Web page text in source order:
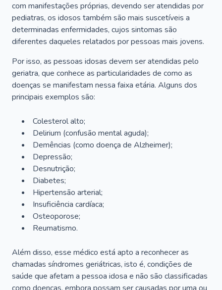
com manifestações próprias, devendo ser atendidas por
pediatras, os idosos também são mais suscetíveis a
determinadas enfermidades, cujos sintomas são
diferentes daqueles relatados por pessoas mais jovens.
Por isso, as pessoas idosas devem ser atendidas pelo
geriatra, que conhece as particularidades de como as
doenças se manifestam nessa faixa etária. Alguns dos
principais exemplos são:
Colesterol alto;
Delirium (confusão mental aguda);
Demências (como doença de Alzheimer);
Depressão;
Desnutrição;
Diabetes;
Hipertensão arterial;
Insuficiência cardíaca;
Osteoporose;
Reumatismo.
Além disso, esse médico está apto a reconhecer as
chamadas síndromes geriátricas, isto é, condições de
saúde que afetam a pessoa idosa e não são classificadas